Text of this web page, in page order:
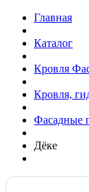
Главная
Каталог
Кровля
Кровля,
Фасадные
Дёке